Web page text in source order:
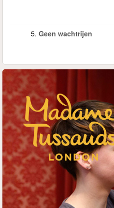
5. Geen wachtrijen